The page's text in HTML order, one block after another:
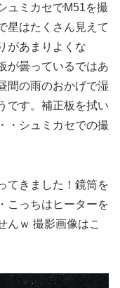
ュミカセでM51を撮
星はたくさん見えて
があまりよくな
が曇っているではあ
間の雨のおかげで湿
です。補正板を拭い
・シュミカセでの撮
てきました！鏡筒を
こっちはヒーターを
んｗ 撮影画像はこ